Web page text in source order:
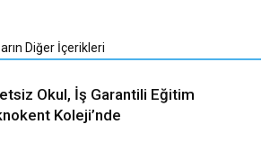
Diğer İçerikleri
Okul, İş Garantili Eğitim
Koleji’nde